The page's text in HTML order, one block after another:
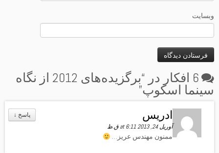
وبسایت
6 ‎افکار در “ برگزیده‌های 2012 از نگاه
سینما اسکوپ”
↓ ادریس
آوریل 24, 2013 at 6:11 ق.ظ
ممنون مهندس عریز…